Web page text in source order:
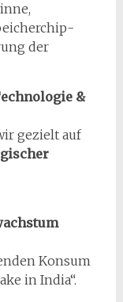
der
&
gezielt auf
Konsum
in India“.